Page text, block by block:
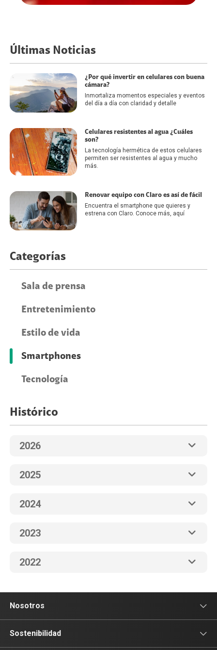
Últimas Noticias
¿Por qué invertir en celulares con buena
cámara?
Inmortaliza momentos especiales y eventos
del día a día con claridad y detalle
Celulares resistentes al agua ¿Cuáles
son?
La tecnología hermética de estos celulares
permiten ser resistentes al agua y mucho
más.
Renovar equipo con Claro es así de fácil
Encuentra el smartphone que quieres y
estrena con Claro. Conoce más, aquí
Categorías
Sala de prensa
Entretenimiento
Estilo de vida
Smartphones
Tecnología
Histórico
2026
2025
2024
2023
2022
Nosotros
Sala de prensa
Sostenibilidad